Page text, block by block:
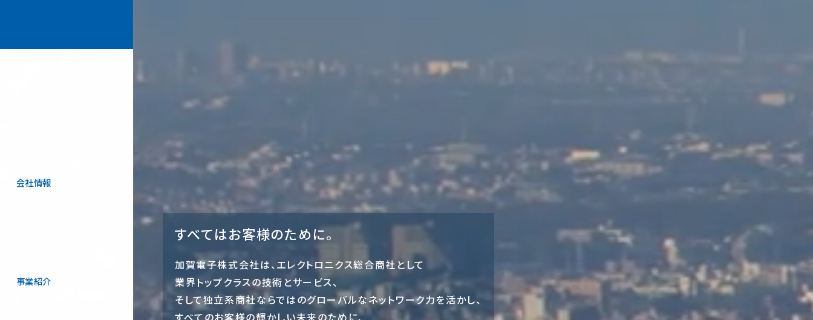
会社情報
事業紹介
すべてはお客様のために。
加賀電子株式会社は、エレクトロニクス総合商社として
業界トップクラスの技術とサービス、
そして独立系商社ならではのグローバルなネットワーク力を活かし、
すべてのお客様の輝かしい未来のために、